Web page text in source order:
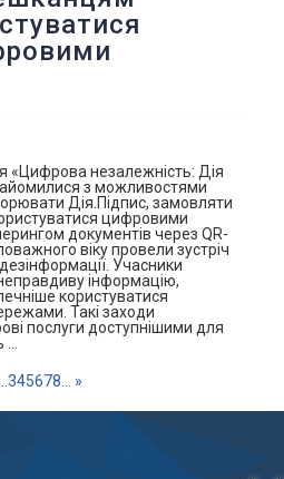
«Цифрова незалежність: Дія
з можливостями
Дія.Підпис, замовляти
цифровими
документів через QR-
віку провели зустріч
Учасники
інформацію,
користуватися
Такі заходи
послуги доступнішими для
345678 »